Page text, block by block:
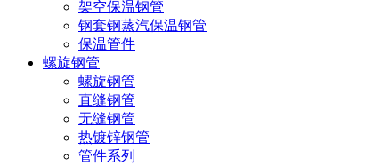
架空保温钢管
钢套钢蒸汽保温钢管
保温管件
螺旋钢管
螺旋钢管
直缝钢管
无缝钢管
热镀锌钢管
管件系列